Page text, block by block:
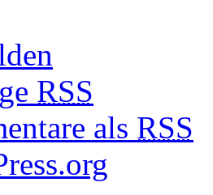
RSS
als RSS